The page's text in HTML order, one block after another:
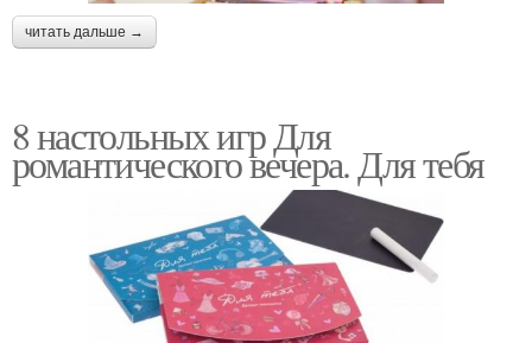
читать дальше →
8 настольных игр Для
романтического вечера. Для тебя